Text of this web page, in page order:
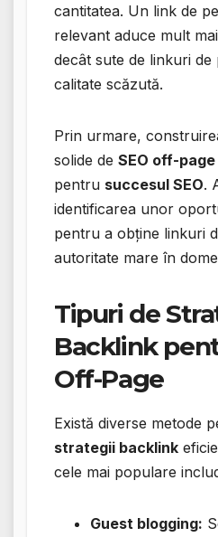
cantitatea. Un link de
relevant aduce mult
decât sute de linkuri de
calitate scăzută.
Prin urmare,
solide de SEO off-page
pentru succesul SEO.
identificarea unor
pentru a obține linkuri
autoritate mare în
Tipuri de
Backlink
Off-Page
Există diverse metode
strategii backlink
cele mai populare
Guest blogging: